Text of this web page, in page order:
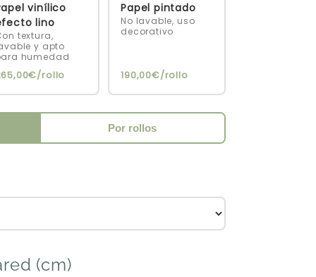
vinílico
lino
textura,
y apto
humedad
rollo
Papel pintado
No lavable, uso
decorativo
190,00€/rollo
Por rollos
(cm)